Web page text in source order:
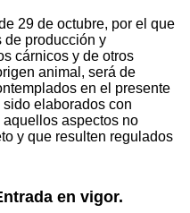
29 de octubre, por el que
de producción y
cárnicos y de otros
animal, será de
en el presente
elaborados con
aspectos no
y que resulten regulados
en vigor.